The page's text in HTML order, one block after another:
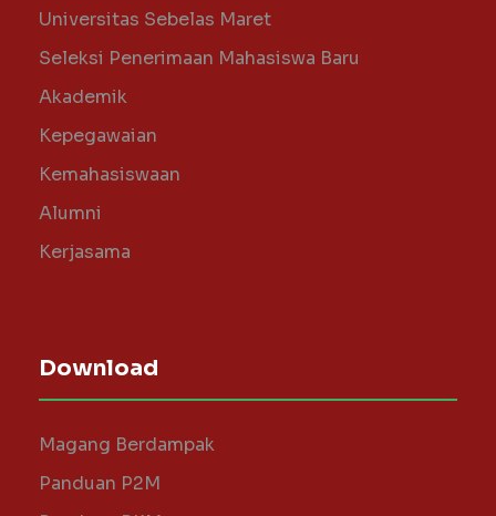
Universitas Sebelas Maret
Seleksi Penerimaan Mahasiswa Baru
Akademik
Kepegawaian
Kemahasiswaan
Alumni
Kerjasama
Download
Magang Berdampak
Panduan P2M